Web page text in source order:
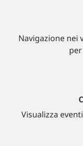
Navigazione nei
Visualizza